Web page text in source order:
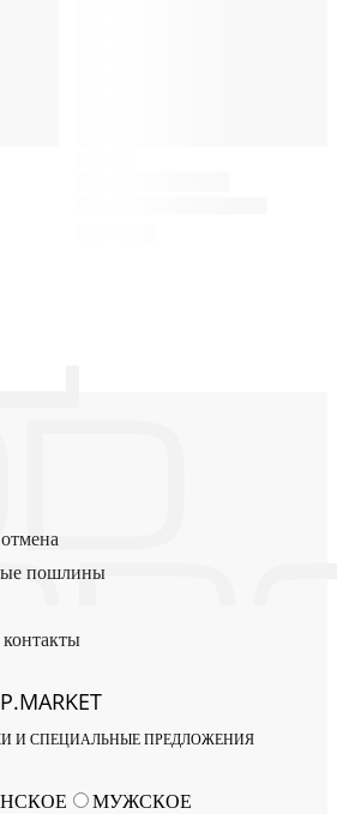
пошлины
И СПЕЦИАЛЬНЫЕ ПРЕДЛОЖЕНИЯ
МУЖСКОЕ